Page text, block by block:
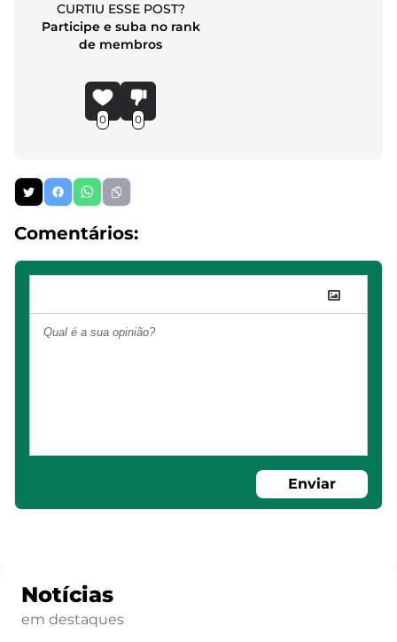
CURTIU ESSE POST?
Participe e suba no rank
de membros
0 0
Comentários:
Enviar
Notícias
em destaques